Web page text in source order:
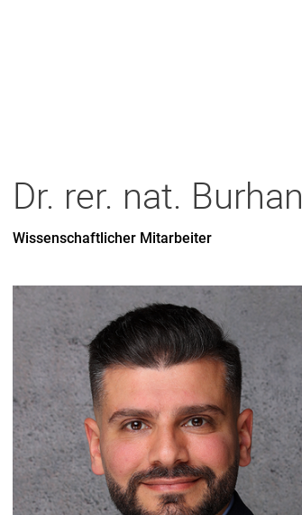
Dr. rer. nat. Burhan
Wissenschaftlicher Mitarbeiter